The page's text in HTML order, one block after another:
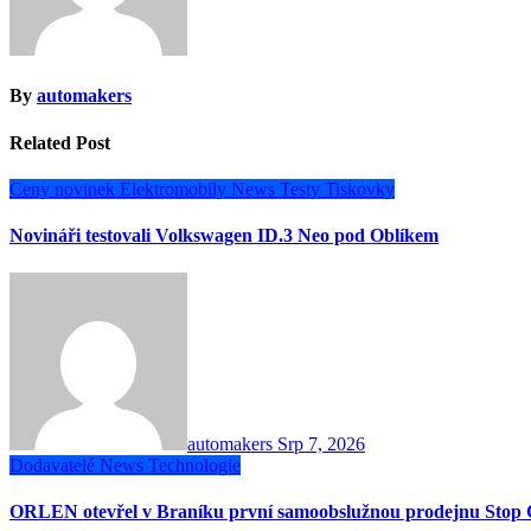
By automakers
Related Post
Ceny novinek Elektromobily News Testy Tiskovky
Novináři testovali Volkswagen ID.3 Neo pod Oblíkem
automakers Srp 7, 2026
Dodavatelé News Technologie
ORLEN otevřel v Braníku první samoobslužnou prodejnu Stop